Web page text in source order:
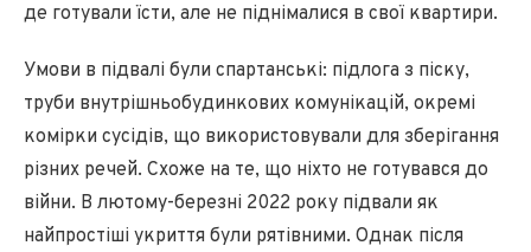
де готували їсти, але не піднімалися в свої квартири.
Умови в підвалі були спартанські: підлога з піску,
труби внутрішньобудинкових комунікацій, окремі
комірки сусідів, що використовували для зберігання
різних речей. Схоже на те, що ніхто не готувався до
війни. В лютому-березні 2022 року підвали як
найпростіші укриття були рятівними. Однак після